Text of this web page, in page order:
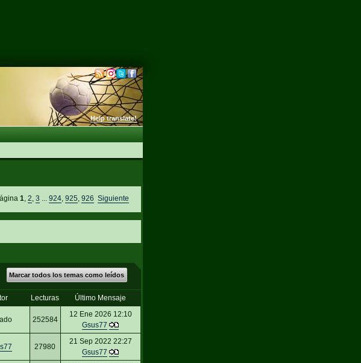
Help translate!
1 ,2 ,3 ...924 ,925 ,926 Siguiente
Marcar todos los temas como leídos
Lecturas
Último Mensaje
252584
12 Ene 2026 12:10
Gsus77
27980
21 Sep 2022 22:27
Gsus77